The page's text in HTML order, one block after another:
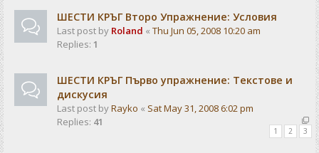
ШЕСТИ КРЪГ Второ Упражнение: Условия
Last post by Roland « Thu Jun 05, 2008 10:20 am
Replies: 1
ШЕСТИ КРЪГ Първо упражнение: Текстове и
дискусия
Last post byRayko « Sat May 31, 2008 6:02 pm
Replies: 41
1 2 3